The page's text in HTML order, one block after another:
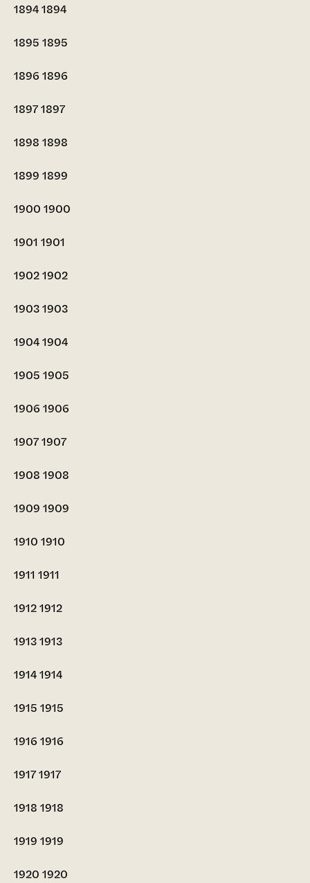
18941894
1895 1895
1896 1896
18971897
1898 1898
1899 1899
1900 1900
1901 1901
19021902
19031903
19041904
1905 1905
1906 1906
19071907
1908 1908
1909 1909
1910 1910
1911 1911
19121912
19131913
19141914
1915 1915
1916 1916
19171917
1918 1918
1919 1919
1920 1920